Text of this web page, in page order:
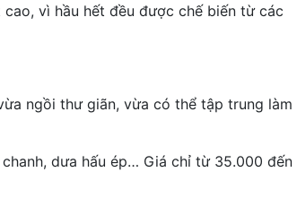
vì hầu hết đều được chế biến từ các
ngồi thư giãn, vừa có thể tập trung làm
dưa hấu ép… Giá chỉ từ 35.000 đến